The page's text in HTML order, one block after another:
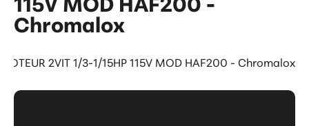
Chromalox
MOTEUR 2VIT 1/3-1/15HP 115V MOD HAF200 - Chromalox